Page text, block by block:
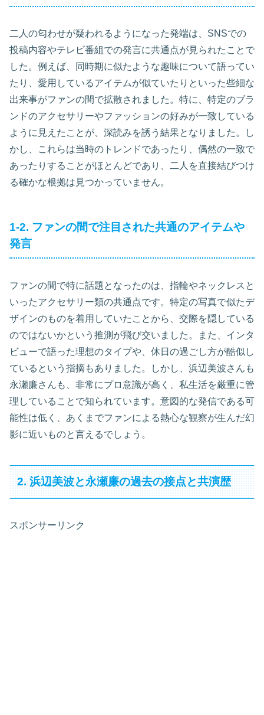
二人の匂わせが疑われるようになった発端は、SNSでの
投稿内容やテレビ番組での発言に共通点が見られたことで
した。例えば、同時期に似たような趣味について語ってい
たり、愛用しているアイテムが似ていたりといった些細な
出来事がファンの間で拡散されました。特に、特定のブラ
ンドのアクセサリーやファッションの好みが一致している
ように見えたことが、深読みを誘う結果となりました。し
かし、これらは当時のトレンドであったり、偶然の一致で
あったりすることがほとんどであり、二人を直接結びつけ
る確かな根拠は見つかっていません。
1-2. ファンの間で注目された共通のアイテムや
発言
ファンの間で特に話題となったのは、指輪やネックレスと
いったアクセサリー類の共通点です。特定の写真で似たデ
ザインのものを着用していたことから、交際を隠している
のではないかという推測が飛び交いました。また、インタ
ビューで語った理想のタイプや、休日の過ごし方が酷似し
ているという指摘もありました。しかし、浜辺美波さんも
永瀬廉さんも、非常にプロ意識が高く、私生活を厳重に管
理していることで知られています。意図的な発信である可
能性は低く、あくまでファンによる熱心な観察が生んだ幻
影に近いものと言えるでしょう。
2. 浜辺美波と永瀬廉の過去の接点と共演歴
スポンサーリンク